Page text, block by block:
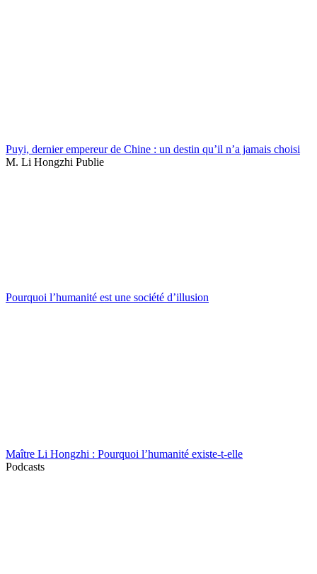
Puyi, dernier empereur de Chine : un destin qu’il n’a jamais choisi
M. Li Hongzhi Publie
Pourquoi l’humanité est une société d’illusion
Maître Li Hongzhi : Pourquoi l’humanité existe-t-elle
Podcasts